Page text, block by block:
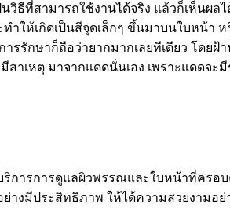
วิธีที่สามารถใช้งานได้จริง แล้วก็เห็นผ
ำให้เกิดเป็นสีจุดเล็กๆ ขึ้นมาบนใบหน้
รรักษาก็ถือว่ายากมากเลยทีเดียว โด
าเหตุ มาจากแดดนั่นเอง เพราะแดดจ
บริการการดูแลผิวพรรณและใบหน้าที่ค
ย่างมีประสิทธิภาพ ให้ได้ความสวยงามอ